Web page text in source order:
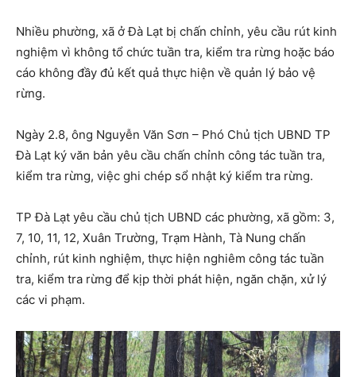
Nhiều phường, xã ở Đà Lạt bị chấn chỉnh, yêu cầu rút kinh
nghiệm vì không tổ chức tuần tra, kiểm tra rừng hoặc báo
cáo không đầy đủ kết quả thực hiện về quản lý bảo vệ
rừng.
Ngày 2.8, ông Nguyễn Văn Sơn – Phó Chủ tịch UBND TP
Đà Lạt ký văn bản yêu cầu chấn chỉnh công tác tuần tra,
kiểm tra rừng, việc ghi chép sổ nhật ký kiểm tra rừng.
TP Đà Lạt yêu cầu chủ tịch UBND các phường, xã gồm: 3,
7, 10, 11, 12, Xuân Trường, Trạm Hành, Tà Nung chấn
chỉnh, rút kinh nghiệm, thực hiện nghiêm công tác tuần
tra, kiểm tra rừng để kịp thời phát hiện, ngăn chặn, xử lý
các vi phạm.